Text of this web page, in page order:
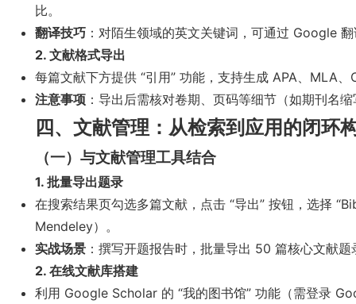
比。
翻译技巧 ：对陌生领域的英文关键词，可通过 Google
2. 文献格式导出
每篇文献下方提供 “引用” 功能，支持生成 APA、MLA
注意事项 ：导出后需核对卷期、页码等细节（如期刊名
四、文献管理：从检索到应用的闭环
（一）与文献管理工具结合
1. 批量导出题录
在搜索结果页勾选多篇文献，点击 “导出” 按钮，选择
Mendeley）。
实战场景 ：撰写开题报告时，批量导出 50 篇核心文献题
2. 在线文献库搭建
利用 Google Scholar 的 “我的图书馆” 功能（需登录